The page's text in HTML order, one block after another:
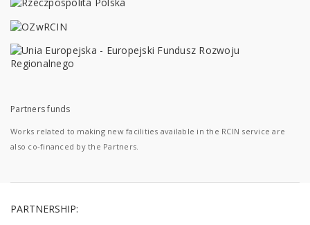
Partners funds
Works related to making new facilities available in the RCIN service are
also co-financed by the Partners.
PARTNERSHIP: